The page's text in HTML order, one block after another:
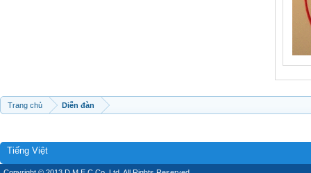
Trang chủ Diễn đàn
Tiếng Việt